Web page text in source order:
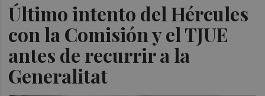
Último intento del Hércules
con la Comisión y el TJUE
antes de recurrir a la
Generalitat